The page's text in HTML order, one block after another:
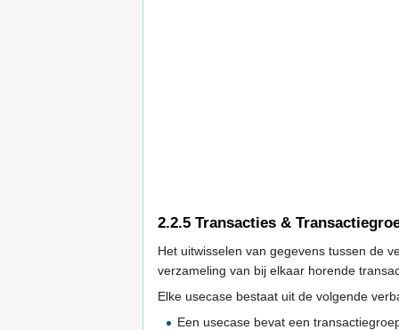
2.2.5 Transacties &
Het uitwisselen van gegevens tussen de
verzameling van bij elkaar horende
Elke usecase bestaat uit de volgende
Een usecase bevat een